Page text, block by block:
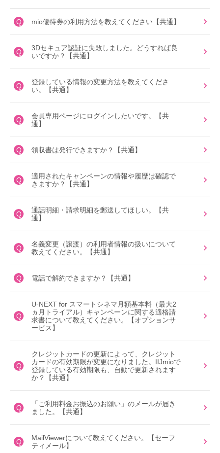
Q mio優待券の利用方法を教えてください【共通】
Q
3Dセキュア認証に失敗しました。どうすれば良
いですか？【共通】
Q
登録している情報の変更方法を教えてくださ
い。【共通】
Q
会員専用ページにログインしたいです。【共
通】
Q 領収書は発行できますか？【共通】
Q
適用されたキャンペーンの情報や履歴は確認で
きますか？【共通】
Q
通話明細・請求明細を郵送してほしい。【共
通】
Q
名義変更（譲渡）の利用者情報の扱いについて
教えてください。【共通】
Q 電話で解約できますか？【共通】
Q
U-NEXT for スマートシネマ月額基本料（最大2
ヵ月トライアル）キャンペーンに関する適格請
求書について教えてください。【オプションサ
ービス】
Q
クレジットカードの更新によって、クレジット
カードの有効期限が変更になりました。IIJmioで
登録している有効期限も、自動で更新されます
か？【共通】
Q
「ご利用料金お振込のお願い」のメールが届き
ました。【共通】
Q
MailViewerについて教えてください。【セーフ
ティメール】